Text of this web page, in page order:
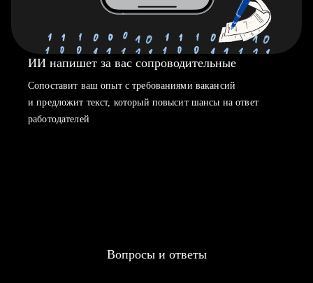
ИИ напишет за вас сопроводительные
Сопоставит ваш опыт с требованиями вакансий
и предложит текст, который повысит шансы на ответ
работодателей
Вопросы и ответы